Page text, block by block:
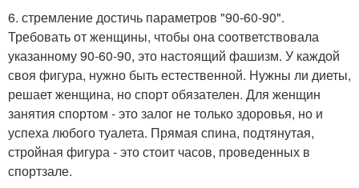
6. стремление достичь параметров "90-60-90".
Требовать от женщины, чтобы она соответствовала
указанному 90-60-90, это настоящий фашизм. У каждой
своя фигура, нужно быть естественной. Нужны ли диеты,
решает женщина, но спорт обязателен. Для женщин
занятия спортом - это залог не только здоровья, но и
успеха любого туалета. Прямая спина, подтянутая,
стройная фигура - это стоит часов, проведенных в
спортзале.